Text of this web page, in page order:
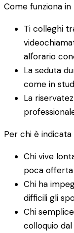
Come funziona in
Ti colleghi
all'orario
La seduta
come in
La
Per chi è indicata
Chi vive
poca
Chi ha
difficili gli
Chi
colloquio